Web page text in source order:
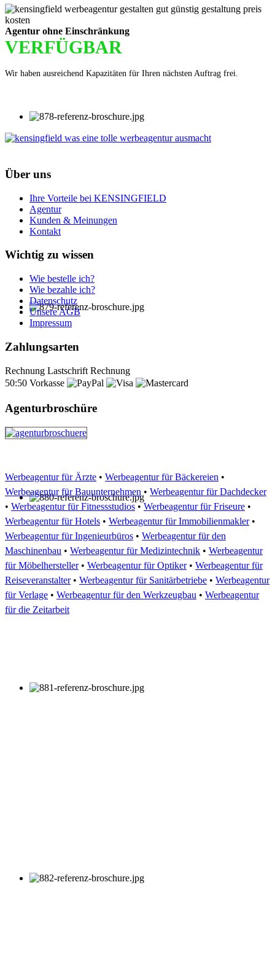
Agentur ohne Einschränkung
VERFÜGBAR
Wir haben ausreichend Kapazitäten für Ihren nächsten Auftrag frei.
Über uns
Ihre Vorteile bei KENSINGFIELD
Agentur
Kunden & Meinungen
Kontakt
Wichtig zu wissen
Wie bestelle ich?
Wie bezahle ich?
Datenschutz
Unsere AGB
Impressum
Zahlungsarten
Rechnung Lastschrift Rechnung
50:50 Vorkasse
Agenturbroschüre
Werbeagentur für Ärzte • Werbeagentur für Bäckereien •
Werbeagentur für Bauunternehmen • Werbeagentur für Dachdecker
• Werbeagentur für Fitnessstudios • Werbeagentur für Friseure •
Werbeagentur für Hotels • Werbeagentur für Immobilienmakler•
Werbeagentur für Ingenieurbüros • Werbeagentur für den
Maschinenbau • Werbeagentur für Medizintechnik • Werbeagentur
für Möbelhersteller• Werbeagentur für Optiker• Werbeagentur für
Reiseveranstalter• Werbeagentur für Sanitärbetriebe • Werbeagentur
für Verlage • Werbeagentur für den Werkzeugbau • Werbeagentur
für die Zeitarbeit